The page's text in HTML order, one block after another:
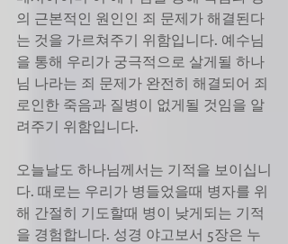
의 근본적인 원인인 죄 문제가 해결된다
는 것을 가르쳐주기 위함입니다. 예수님
을 통해 우리가 궁극적으로 살게될 하나
님 나라는 죄 문제가 완전히 해결되어 죄
로인한 죽음과 질병이 없게될 것임을 알
려주기 위함입니다.
오늘날도 하나님께서는 기적을 보이십니
다. 때로는 우리가 병들었을때 병자를 위
해 간절히 기도할때 병이 낮게되는 기적
을 경험합니다. 성경 야고보서 5장은 누